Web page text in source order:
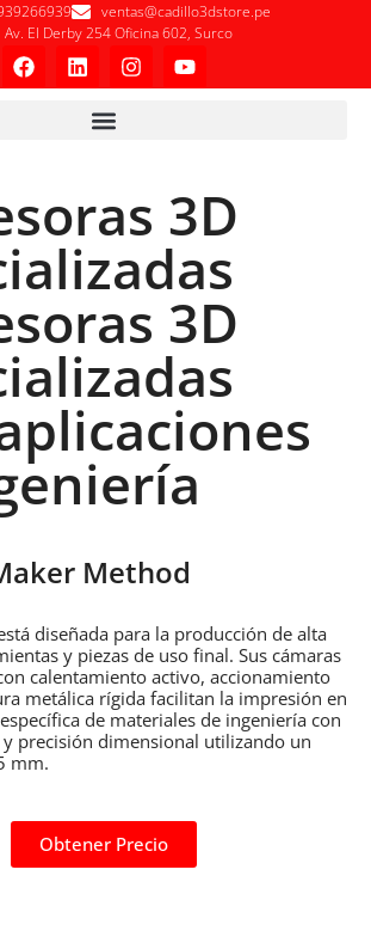
ventas@cadillo3dstore.pe
Av. El Derby 254 Oficina 602, Surco
3D
3D
Method
diseñada para la producción de alta
y piezas de uso final. Sus cámaras
calentamiento activo, accionamiento
metálica rígida facilitan la impresión en
de materiales de ingeniería con
precisión dimensional utilizando un
mm.
Obtener Precio